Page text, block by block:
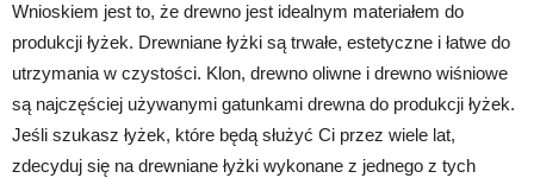
Wnioskiem jest to, że drewno jest idealnym materiałem do
produkcji łyżek. Drewniane łyżki są trwałe, estetyczne i łatwe do
utrzymania w czystości. Klon, drewno oliwne i drewno wiśniowe
są najczęściej używanymi gatunkami drewna do produkcji łyżek.
Jeśli szukasz łyżek, które będą służyć Ci przez wiele lat,
zdecyduj się na drewniane łyżki wykonane z jednego z tych